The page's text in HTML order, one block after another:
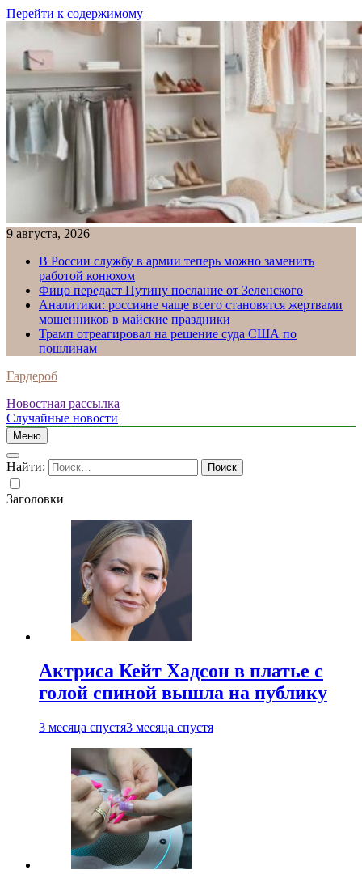
Перейти к содержимому
9 августа, 2026
В России службу в армии теперь можно заменить
работой конюхом
Фицо передаст Путину послание от Зеленского
Аналитики: россияне чаще всего становятся жертвами
мошенников в майские праздники
Трамп отреагировал на решение суда США по
пошлинам
Гардероб
Новостная рассылка
Случайные новости
Меню
Найти:
Заголовки
Актриса Кейт Хадсон в платье с
голой спиной вышла на публику
3 месяца спустя3 месяца спустя